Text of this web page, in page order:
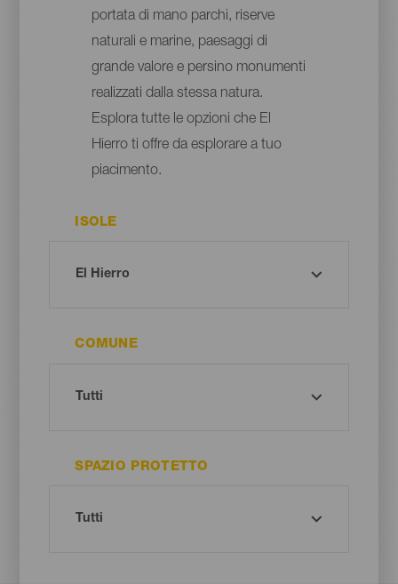
portata di mano parchi, riserve
naturali e marine, paesaggi di
grande valore e persino monumenti
realizzati dalla stessa natura.
Esplora tutte le opzioni che El
Hierro ti offre da esplorare a tuo
piacimento.
ISOLE
COMUNE
SPAZIO PROTETTO